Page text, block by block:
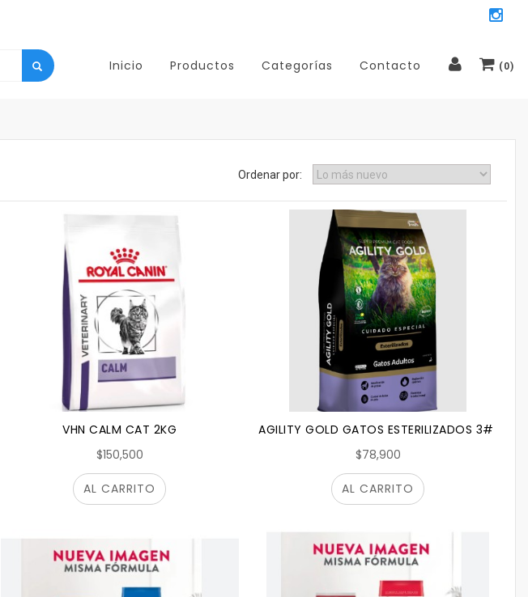
Inicio Productos Categorías Contacto ( 0)
Ordenar por:
VHN CALM CAT 2KG
$150,500
AL CARRITO
AGILITY GOLD GATOS ESTERILIZADOS 3# 3KG
$78,900
AL CARRITO